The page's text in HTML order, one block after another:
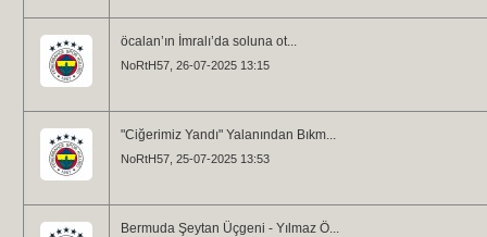
öcalan’ın İmralı’da soluna ot...
NoRtH57 , 26-07-2025 13:15
"Ciğerimiz Yandı" Yalanından Bıkm...
NoRtH57 , 25-07-2025 13:53
Bermuda Şeytan Üçgeni - Yılmaz Ö...